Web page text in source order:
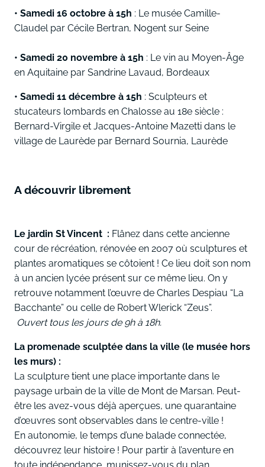
• ­Samedi 16 octobre à 15h : Le musée Camille-
Claudel par Cécile Bertran, Nogent sur Seine
• ­Samedi 20 novembre à 15h : Le vin au Moyen-Âge
en Aquitaine par Sandrine Lavaud, Bordeaux
• ­Samedi ­11 décembre à 15h : Sculpteurs et
stucateurs lombards en Chalosse au 18e siècle :
Bernard-Virgile et Jacques-Antoine Mazetti dans le
village de Laurède par Bernard Sournia, Laurède
A découvrir librement
Le jardin St Vincent : Flânez dans cette ancienne
cour de récréation, rénovée en 2007 où sculptures et
plantes aromatiques se côtoient ! Ce lieu doit son nom
à un ancien lycée présent sur ce même lieu. On y
retrouve notamment l’œuvre de Charles Despiau “La
Bacchante” ou celle de Robert Wlerick “Zeus”.
Ouvert tous les jours de 9h à 18h.
La promenade sculptée dans la ville (le musée hors
les murs) :
La sculpture tient une place importante dans le
paysage urbain de la ville de Mont de Marsan. Peut-
être les avez-vous déjà aperçues, une quarantaine
d’œuvres sont observables dans le centre-ville !
En autonomie, le temps d’une balade connectée,
découvrez leur histoire ! Pour partir à l’aventure en